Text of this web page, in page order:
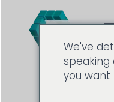
We've
speaking
you want